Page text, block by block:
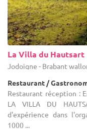
La Villa du Hautsart
Jodoigne - Brabant
Restaurant /
Restaurant réception :
LA VILLA DU
d'expérience dans
1000 ...